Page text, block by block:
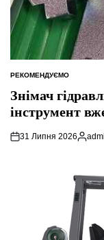
ОПУБЛІКУВАТИ
РЕКОМЕНДУЄМО
Знімач
інструмент
31 Липня 2026